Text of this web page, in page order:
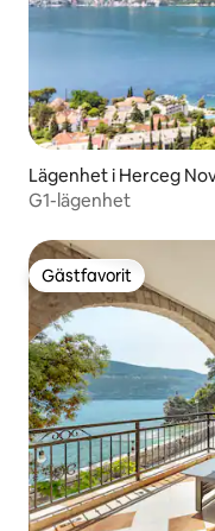
Lägenhet i Herceg
G1-lägenhet
Gästfavorit
Gästfavorit